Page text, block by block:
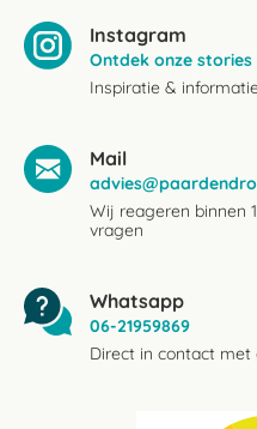
Instagram
Ontdek onze stories
Inspiratie &
Mail
Wij reageren binnen
vragen
Whatsapp
06-21959869
Direct in contact met